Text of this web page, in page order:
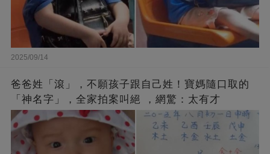
2025/09/14
爸爸姓「滾」，不願孩子跟自己姓！寶媽隨口取的
「神名字」，全家拍案叫絕 ，網驚：太有才